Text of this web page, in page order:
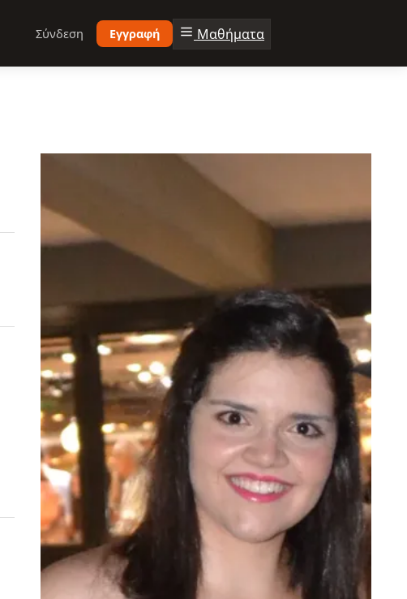
Σύνδεση Εγγραφή Μαθήματα